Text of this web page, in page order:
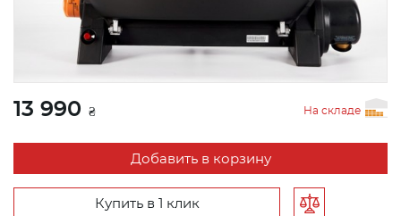
13 990 ₴ На складе
Добавить в корзину
Купить в 1 клик